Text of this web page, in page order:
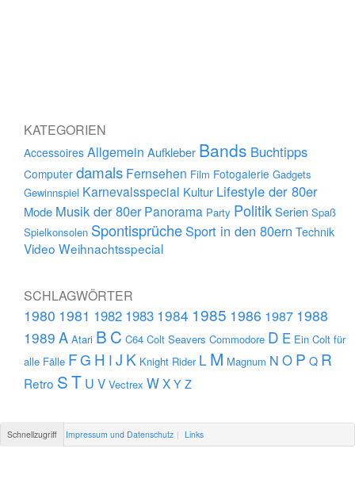
KATEGORIEN
Accessoires Allgemein Aufkleber Bands Buchtipps
Computer damals Fernsehen Film Fotogalerie Gadgets
Gewinnspiel Karnevalsspecial Kultur Lifestyle der 80er
Mode Musik der 80er Panorama Party PolitikSerien Spaß
Spielkonsolen Spontisprüche Sport in den 80ern Technik
Video Weihnachtsspecial
SCHLAGWÖRTER
1980 1981 1982 1983 1984 1985 1986 1987 1988
1989 A Atari B C C64 Colt Seavers Commodore D E Ein Colt für
alle Fälle FG H I J K Knight Rider L M Magnum N O P Q R
Retro ST U V Vectrex WXYZ
Schnellzugriff Impressum und Datenschutz Links